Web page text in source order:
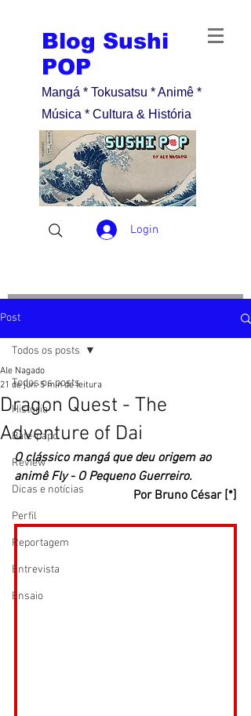
Blog Sushi
POP
Mangá * Tokusatsu * Animê *
Música * Cultura & História
Login
Post
Todos os posts
História
Bate-papo
Review
Dicas e notícias
Perfil
Reportagem
Entrevista
Ensaio
Todos os posts
Dragon Quest - The
Adventure of Dai
Ale Nagado
21 de jun. 5 min de leitura
O clássico mangá que deu origem ao
animê Fly - O Pequeno Guerreiro.
Por Bruno César [*]